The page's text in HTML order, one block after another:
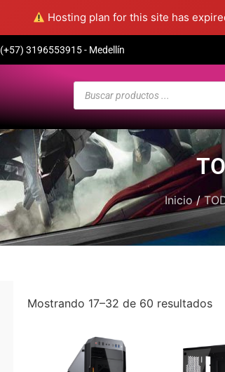
Hosting plan for this site has
(+57) 3196553915 - Medellín
Inicio/
Mostrando 17–32 de 60 resultados